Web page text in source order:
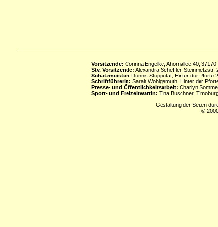
Vorsitzende: Corinna Engelke, Ahornallee 40,
Stv. Vorsitzende: Alexandra Scheffler, Steinmetzstr.
Schatzmeister: Dennis Stepputat, Hinter der Pforte
Schriftführerin: Sarah Wohlgemuth, Hinter der
Presse- und Öffentlichkeitsarbeit: Charlyn
Sport- und Freizeitwartin: Tina Buschner,
Gestaltung der Seiten
©